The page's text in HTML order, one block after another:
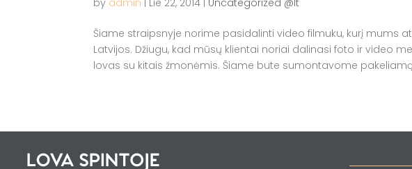
Šiame straipsnyje norime pasidalinti video filmuku, kurį mums
Latvijos. Džiugu, kad mūsų klientai noriai dalinasi foto ir video
lovas su kitais žmonėmis. Šiame bute sumontavome